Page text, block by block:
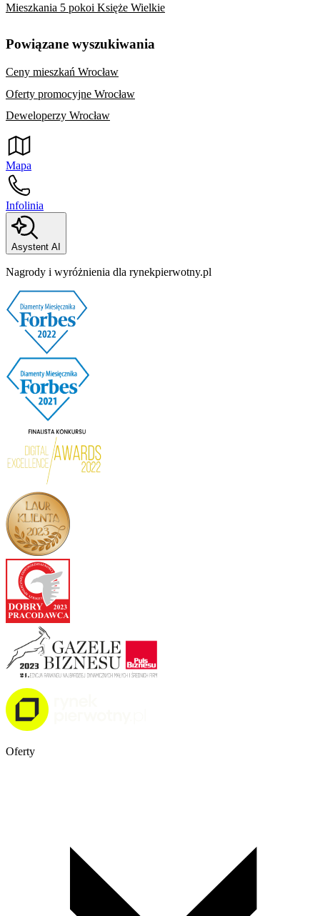
Mieszkania 5 pokoi Księże Wielkie
Powiązane wyszukiwania
Ceny mieszkań Wrocław
Oferty promocyjne Wrocław
Deweloperzy Wrocław
Mapa
Infolinia
Asystent AI
Nagrody i wyróżnienia dla rynekpierwotny.pl
Oferty